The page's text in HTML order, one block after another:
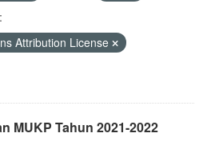
Attribution License
MUKP Tahun 2021-2022